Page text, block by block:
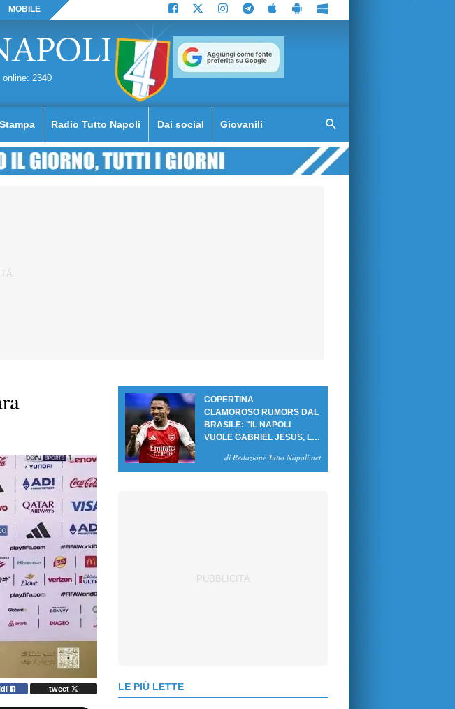
MOBILE
online: 2340
Radio Tutto Napoli Dai social Giovanili
tweet
COPERTINA
CLAMOROSO RUMORS DAL
BRASILE: "IL NAPOLI
VUOLE GABRIEL JESUS, LE
di Redazione Tutto Napoli.net
LE PIÙ LETTE